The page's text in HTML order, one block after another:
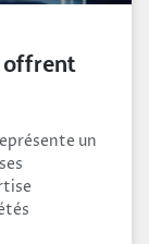
offrent
un